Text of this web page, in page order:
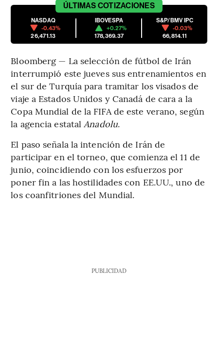
ÚLTIMAS COTIZACIONES
NASDAQ
-0.43%
26,471.13
IBOVESPA
+0.27%
178,369.37
S&P/BMV IPC
-0.03%
66,814.11
Bloomberg — La selección de fútbol de Irán
interrumpió este jueves sus entrenamientos en
el sur de Turquía para tramitar los visados de
viaje a Estados Unidos y Canadá de cara a la
Copa Mundial de la FIFA de este verano, según
la agencia estatal Anadolu.
El paso señala la intención de Irán de
participar en el torneo, que comienza el 11 de
junio, coincidiendo con los esfuerzos por
poner fin a las hostilidades con EE.UU., uno de
los coanfitriones del Mundial.
PUBLICIDAD